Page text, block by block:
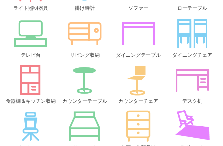
ライト照明器具 掛け時計 ソファー ローテーブル
テレビ台 リビング収納 ダイニングテーブル ダイニングチェア
食器棚＆キッチン収納 カウンターテーブル カウンターチェア デスク机